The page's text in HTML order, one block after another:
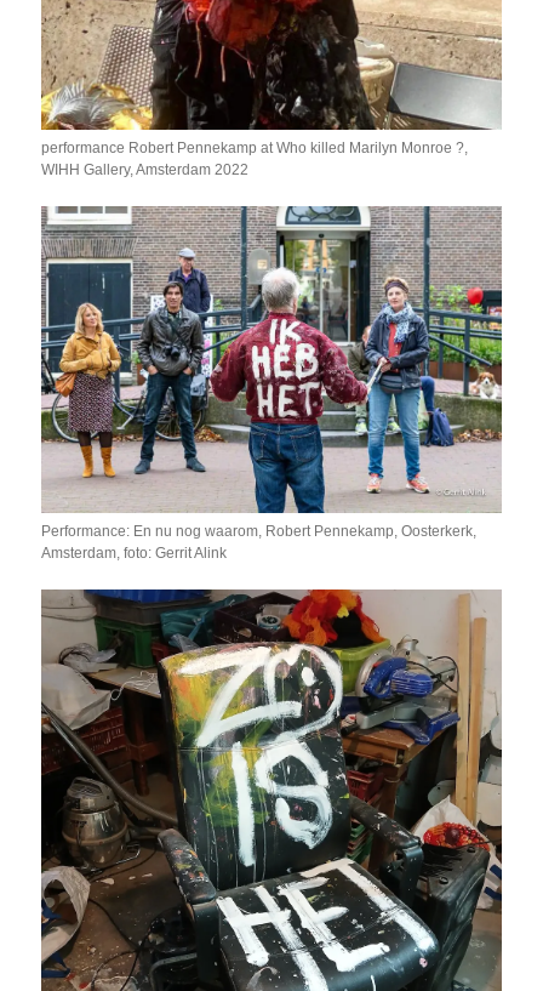
performance Robert Pennekamp at Who killed Marilyn Monroe ?,
WIHH Gallery, Amsterdam 2022
Performance: En nu nog waarom, Robert Pennekamp, Oosterkerk,
Amsterdam, foto: Gerrit Alink